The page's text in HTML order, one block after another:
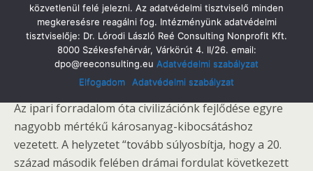
Megosztás Tweet Pin Email SMS
Áder János: A Párizsi klímacsúcs sikeréért
Az ipari forradalom óta civilizációnk fejlődése egyre
nagyobb mértékű károsanyag-kibocsátáshoz
vezetett. A helyzetet “tovább súlyosbítja, hogy a 20.
század második felében drámai fordulat következett
közvetlenül felé jelezni. Az adatvédelmi tisztviselő minden
megkeresésre reagálni fog. Intézményünk adatvédelmi
tisztviselője: Dr. Lórodi László Reé Consulting Nonprofit Kft.
8000 Székesfehérvár, Várkörút 4. II/26. email:
dpo@reeconsulting.eu Adatvédelmi szabályzat
Elfogadom
Adatvédelmi szabályzat